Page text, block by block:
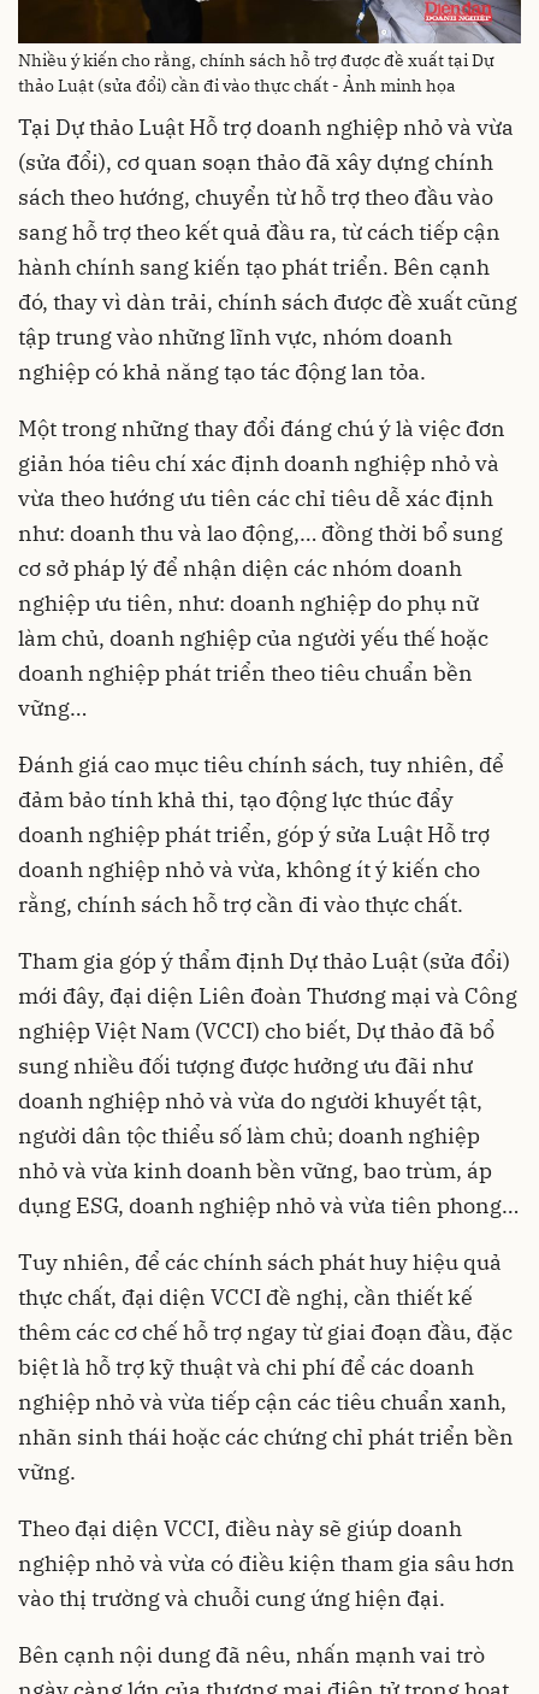
Nhiều ý kiến cho rằng, chính sách hỗ trợ được đề xuất tại Dự
thảo Luật (sửa đổi) cần đi vào thực chất - Ảnh minh họa
Tại Dự thảo Luật Hỗ trợ doanh nghiệp nhỏ và vừa
(sửa đổi), cơ quan soạn thảo đã xây dựng chính
sách theo hướng, chuyển từ hỗ trợ theo đầu vào
sang hỗ trợ theo kết quả đầu ra, từ cách tiếp cận
hành chính sang kiến tạo phát triển. Bên cạnh
đó, thay vì dàn trải, chính sách được đề xuất cũng
tập trung vào những lĩnh vực, nhóm doanh
nghiệp có khả năng tạo tác động lan tỏa.
Một trong những thay đổi đáng chú ý là việc đơn
giản hóa tiêu chí xác định doanh nghiệp nhỏ và
vừa theo hướng ưu tiên các chỉ tiêu dễ xác định
như: doanh thu và lao động,… đồng thời bổ sung
cơ sở pháp lý để nhận diện các nhóm doanh
nghiệp ưu tiên, như: doanh nghiệp do phụ nữ
làm chủ, doanh nghiệp của người yếu thế hoặc
doanh nghiệp phát triển theo tiêu chuẩn bền
vững…
Đánh giá cao mục tiêu chính sách, tuy nhiên, để
đảm bảo tính khả thi, tạo động lực thúc đẩy
doanh nghiệp phát triển, góp ý sửa Luật Hỗ trợ
doanh nghiệp nhỏ và vừa, không ít ý kiến cho
rằng, chính sách hỗ trợ cần đi vào thực chất.
Tham gia góp ý thẩm định Dự thảo Luật (sửa đổi)
mới đây, đại diện Liên đoàn Thương mại và Công
nghiệp Việt Nam (VCCI) cho biết, Dự thảo đã bổ
sung nhiều đối tượng được hưởng ưu đãi như
doanh nghiệp nhỏ và vừa do người khuyết tật,
người dân tộc thiểu số làm chủ; doanh nghiệp
nhỏ và vừa kinh doanh bền vững, bao trùm, áp
dụng ESG, doanh nghiệp nhỏ và vừa tiên phong…
Tuy nhiên, để các chính sách phát huy hiệu quả
thực chất, đại diện VCCI đề nghị, cần thiết kế
thêm các cơ chế hỗ trợ ngay từ giai đoạn đầu, đặc
biệt là hỗ trợ kỹ thuật và chi phí để các doanh
nghiệp nhỏ và vừa tiếp cận các tiêu chuẩn xanh,
nhãn sinh thái hoặc các chứng chỉ phát triển bền
vững.
Theo đại diện VCCI, điều này sẽ giúp doanh
nghiệp nhỏ và vừa có điều kiện tham gia sâu hơn
vào thị trường và chuỗi cung ứng hiện đại.
Bên cạnh nội dung đã nêu, nhấn mạnh vai trò